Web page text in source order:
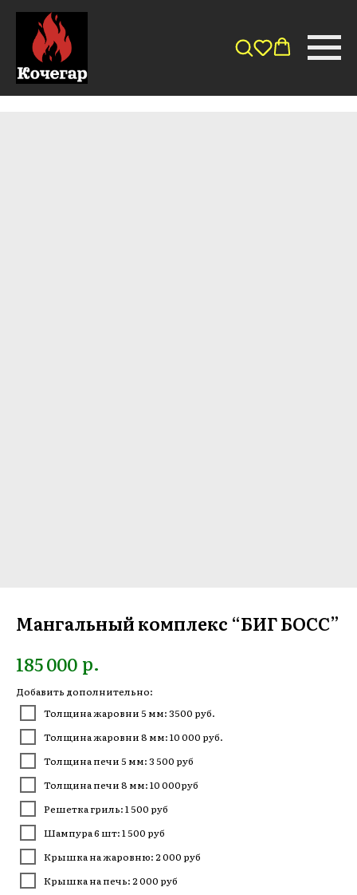
Мангальный комплекс “БИГ БОСС”
185 000 р.
Добавить дополнительно:
Толщина жаровни 5 мм: 3500 руб.
Толщина жаровни 8 мм: 10 000 руб.
Толщина печи 5 мм: 3 500 руб
Толщина печи 8 мм: 10 000руб
Решетка гриль: 1 500 руб
Шампура 6 шт: 1 500 руб
Крышка на жаровню: 2 000 руб
Крышка на печь: 2 000 руб